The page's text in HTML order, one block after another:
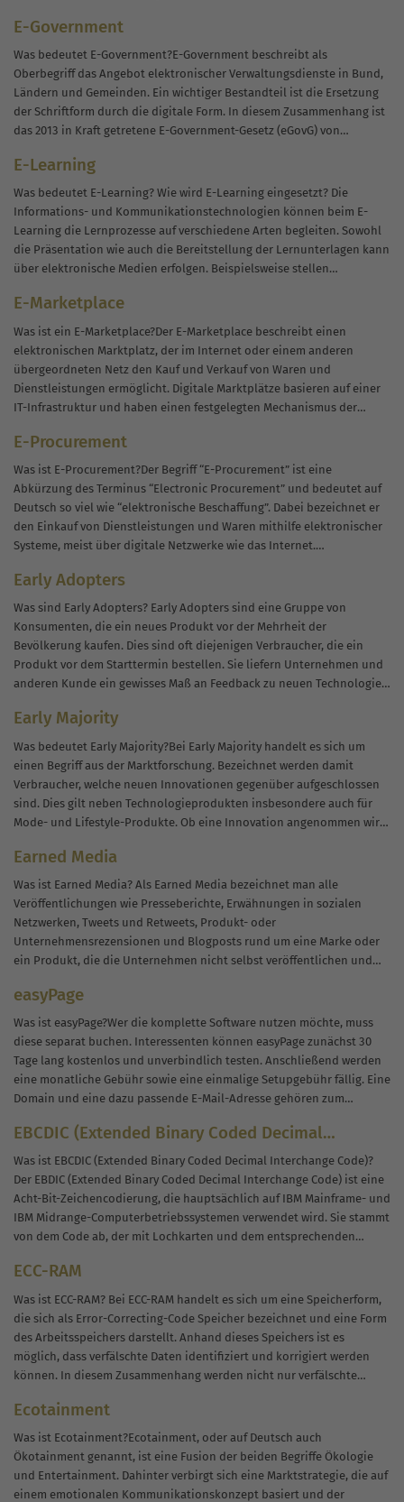
unterschieden. Elektronische Informationen werden normalerweise
von...
E-Government
Was bedeutet E-Government?E-Government beschreibt als
Oberbegriff das Angebot elektronischer Verwaltungsdienste in Bund,
Ländern und Gemeinden. Ein wichtiger Bestandteil ist die Ersetzung
der Schriftform durch die digitale Form. In diesem Zusammenhang ist
das 2013 in Kraft getretene E-Government-Gesetz (eGovG) von
Auflagen verpflichtet. Anwendern sollen damit...
E-Learning
Was bedeutet E-Learning? Wie wird E-Learning eingesetzt? Die
Informations- und Kommunikationstechnologien können beim E-
Learning die Lernprozesse auf verschiedene Arten begleiten. Sowohl
die Präsentation wie auch die Bereitstellung der Lernunterlagen kann
über elektronische Medien erfolgen. Beispielsweise stellen
Verfügung. Die Kursteilnehmer rufen die Unterlagen...
E-Marketplace
Was ist ein E-Marketplace?Der E-Marketplace beschreibt einen
elektronischen Marktplatz, der im Internet oder einem anderen
übergeordneten Netz den Kauf und Verkauf von Waren und
Dienstleistungen ermöglicht. Digitale Marktplätze basieren auf einer
IT-Infrastruktur und haben einen festgelegten Mechanismus der
Flexibilität. Marktteilnehmer können...
E-Procurement
Was ist E-Procurement?Der Begriff “E-Procurement” ist eine
Abkürzung des Terminus “Electronic Procurement” und bedeutet auf
Deutsch so viel wie “elektronische Beschaffung”. Dabei bezeichnet er
den Einkauf von Dienstleistungen und Waren mithilfe elektronischer
Systeme, meist über digitale Netzwerke wie das Internet.
Early Adopters
Was sind Early Adopters? Early Adopters sind eine Gruppe von
Konsumenten, die ein neues Produkt vor der Mehrheit der
Bevölkerung kaufen. Dies sind oft diejenigen Verbraucher, die ein
Produkt vor dem Starttermin bestellen. Sie liefern Unternehmen und
anderen Kunde ein gewisses Maß an Feedback zu neuen Technologien
Early Majority
Was bedeutet Early Majority?Bei Early Majority handelt es sich um
einen Begriff aus der Marktforschung. Bezeichnet werden damit
Verbraucher, welche neuen Innovationen gegenüber aufgeschlossen
sind. Dies gilt neben Technologieprodukten insbesondere auch für
Mode- und Lifestyle-Produkte. Ob eine Innovation angenommen wird
Status, Einkommen...
Earned Media
Was ist Earned Media? Als Earned Media bezeichnet man alle
Veröffentlichungen wie Presseberichte, Erwähnungen in sozialen
Netzwerken, Tweets und Retweets, Produkt- oder
Unternehmensrezensionen und Blogposts rund um eine Marke oder
ein Produkt, die die Unternehmen nicht selbst veröffentlichen und
easyPage
Was ist easyPage?Wer die komplette Software nutzen möchte, muss
diese separat buchen. Interessenten können easyPage zunächst 30
Tage lang kostenlos und unverbindlich testen. Anschließend werden
eine monatliche Gebühr sowie eine einmalige Setupgebühr fällig. Eine
Domain und eine dazu passende E-Mail-Adresse gehören zum
EBCDIC (Extended Binary Coded Decimal
Interchange Code)
Was ist EBCDIC (Extended Binary Coded Decimal Interchange Code)?
Der EBDIC (Extended Binary Coded Decimal Interchange Code) ist eine
Acht-Bit-Zeichencodierung, die hauptsächlich auf IBM Mainframe- und
IBM Midrange-Computerbetriebssystemen verwendet wird. Sie stammt
von dem Code ab, der mit Lochkarten und dem entsprechenden
ECC-RAM
Was ist ECC-RAM? Bei ECC-RAM handelt es sich um eine Speicherform,
die sich als Error-Correcting-Code Speicher bezeichnet und eine Form
des Arbeitsspeichers darstellt. Anhand dieses Speichers ist es
möglich, dass verfälschte Daten identifiziert und korrigiert werden
können. In diesem Zusammenhang werden nicht nur verfälschte
Ecotainment
Was ist Ecotainment?Ecotainment, oder auf Deutsch auch
Ökotainment genannt, ist eine Fusion der beiden Begriffe Ökologie
und Entertainment. Dahinter verbirgt sich eine Marktstrategie, die auf
einem emotionalen Kommunikationskonzept basiert und der